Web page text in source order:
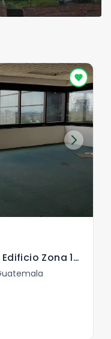
Oficina amplia en Renta en Edificio Zona 10 Guatemala